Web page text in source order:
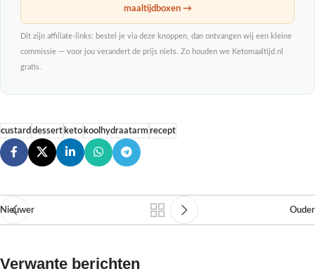
maaltijdboxen →
Dit zijn affiliate-links: bestel je via deze knoppen, dan ontvangen wij een kleine
commissie — voor jou verandert de prijs niets. Zo houden we Ketomaaltijd.nl
gratis.
custard dessertketokoolhydraatarm recept
Nieuwer Ouder
Verwante berichten